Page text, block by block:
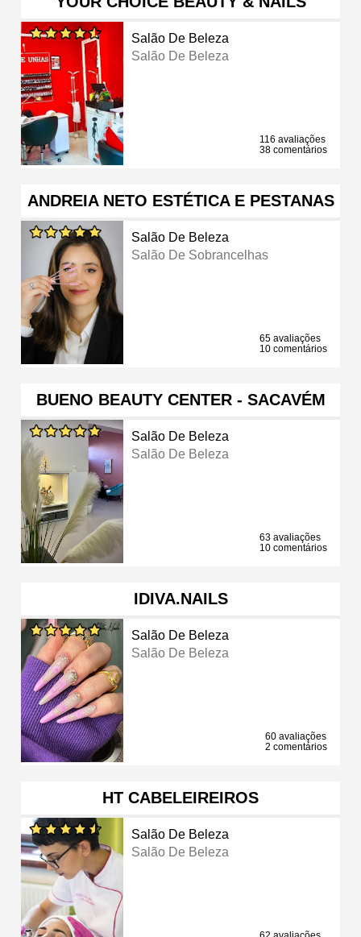
Salão De Beleza
Salão De Beleza
116 avaliações
38 comentários
ANDREIA NETO ESTÉTICA E PESTANAS
Salão De Beleza
Salão De Sobrancelhas
65 avaliações
10 comentários
BUENO BEAUTY CENTER - SACAVÉM
Salão De Beleza
Salão De Beleza
63 avaliações
10 comentários
IDIVA.NAILS
Salão De Beleza
Salão De Beleza
60 avaliações
2 comentários
HT CABELEIREIROS
Salão De Beleza
Salão De Beleza